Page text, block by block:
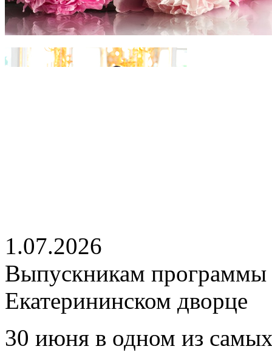
1.07.2026
Выпускникам
Екатерининском дворце
30 июня в одном из